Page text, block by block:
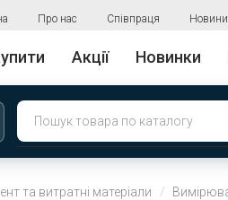
Про нас Співпраця Новини
Акції Новинки
та витратні матеріали